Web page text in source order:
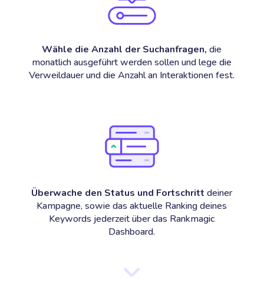
Wähle die Anzahl der Suchanfragen, die
monatlich ausgeführt werden sollen und lege die
Verweildauer und die Anzahl an Interaktionen fest.
Überwache den Status und Fortschritt deiner
Kampagne, sowie das aktuelle Ranking deines
Keywords jederzeit über das Rankmagic
Dashboard.